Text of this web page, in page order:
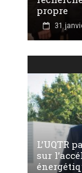
propre
31
L’UQTR
sur